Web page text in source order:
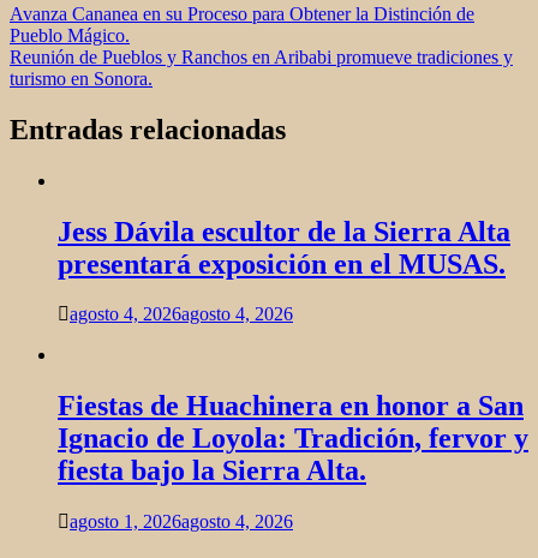
Navegación
de
entradas
Avanza Cananea en su Proceso para Obtener la Distinción de
Pueblo Mágico.
Reunión de Pueblos y Ranchos en Aribabi promueve tradiciones y
turismo en Sonora.
Entradas relacionadas
Jess Dávila escultor de la Sierra Alta
presentará exposición en el MUSAS.
agosto 4, 2026agosto 4, 2026
Fiestas de Huachinera en honor a San
Ignacio de Loyola: Tradición, fervor y
fiesta bajo la Sierra Alta​.
agosto 1, 2026agosto 4, 2026